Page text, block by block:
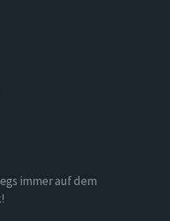
immer auf dem